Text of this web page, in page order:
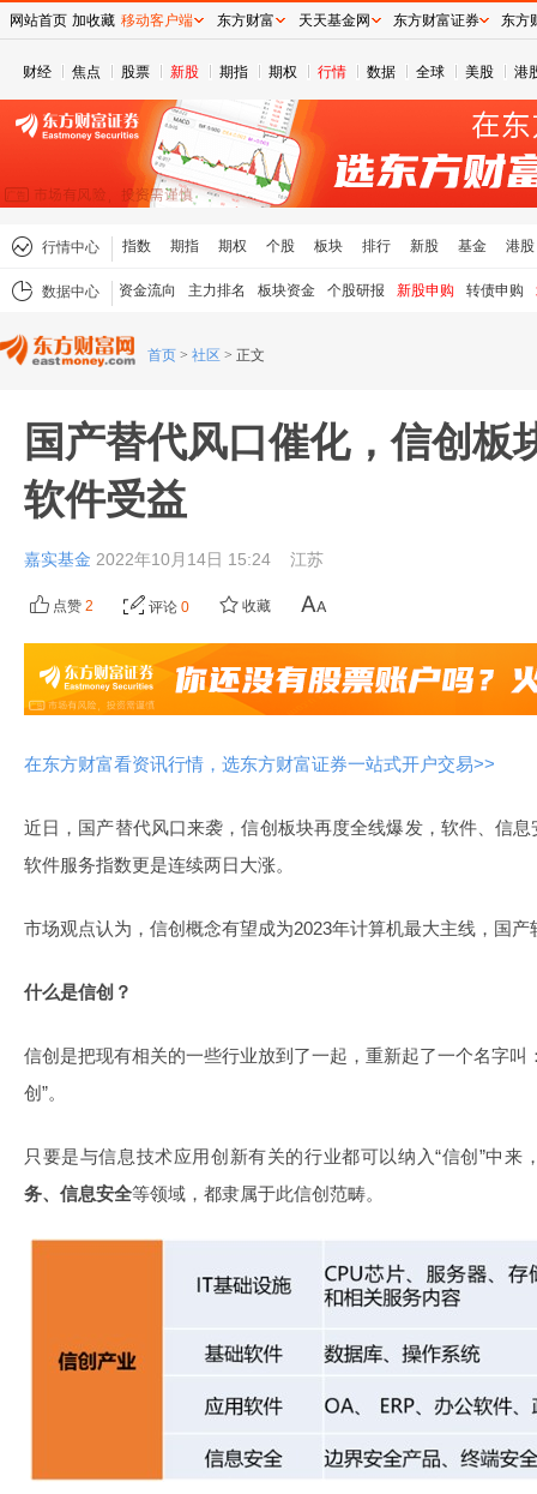
财经 焦点 股票 新股 期指 期权 行情 数据 全球 美股 港
行情中心 指数 期指 期权 个股 板块 排行 新股 基金 港股
数据中心 资金流向 主力排名 板块资金 个股研报 新股申购 转债申购
首页 > 社区 > 正文
国产替代风口催化，信创板
软件受益
嘉实基金 2022年10月14日 15:24 江苏
点赞 2 评论 0 收藏
在东方财富看资讯行情，选东方财富证券一站式开户交易>>
近日，国产替代风口来袭，信创板块再度全线爆发，软件、信
软件服务指数更是连续两日大涨。
市场观点认为，信创概念有望成为2023年计算机最大主线，国
什么是信创？
信创是把现有相关的一些行业放到了一起，重新起了一个名字叫
创”。
只要是与信息技术应用创新有关的行业都可以纳入“信创”中来
务、信息安全等领域，都隶属于此信创范畴。
网站首页 加收藏 移动客户端 东方财富 天天基金网 东方财富证券 东方